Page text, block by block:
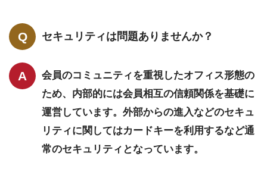
セキュリティは問題ありませんか？
会員のコミュニティを重視したオフィス形態の
ため、内部的には会員相互の信頼関係を基礎に
運営しています。外部からの進入などのセキュ
リティに関してはカードキーを利用するなど通
常のセキュリティとなっています。